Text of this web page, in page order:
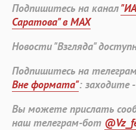
Подпишитесь на канал
Саратова" в MAX
Новости "Взгляда"
Подпишитесь на
Вне формата": заходите
Вы можете прислать
наш телеграм-бот